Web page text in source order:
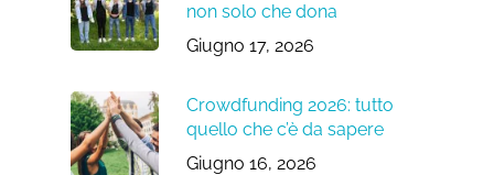
non solo che dona
Giugno 17, 2026
Crowdfunding 2026: tutto
quello che c’è da sapere
Giugno 16, 2026